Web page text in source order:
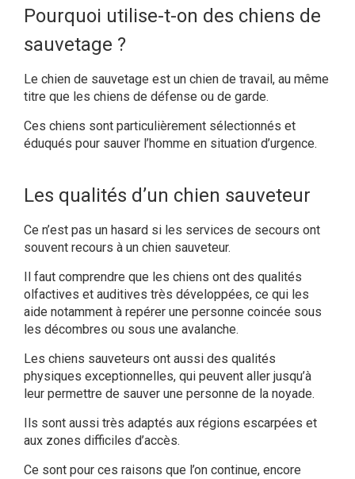
Pourquoi utilise-t-on des chiens de
sauvetage ?
Le chien de sauvetage est un chien de travail, au même
titre que les chiens de défense ou de garde.
Ces chiens sont particulièrement sélectionnés et
éduqués pour sauver l’homme en situation d’urgence.
Les qualités d’un chien sauveteur
Ce n’est pas un hasard si les services de secours ont
souvent recours à un chien sauveteur.
Il faut comprendre que les chiens ont des qualités
olfactives et auditives très développées, ce qui les
aide notamment à repérer une personne coincée sous
les décombres ou sous une avalanche.
Les chiens sauveteurs ont aussi des qualités
physiques exceptionnelles, qui peuvent aller jusqu’à
leur permettre de sauver une personne de la noyade.
Ils sont aussi très adaptés aux régions escarpées et
aux zones difficiles d’accès.
Ce sont pour ces raisons que l’on continue, encore